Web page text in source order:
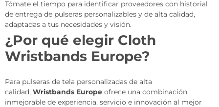
Tómate el tiempo para identificar proveedores con historial
de entrega de pulseras personalizables y de alta calidad,
adaptadas a tus necesidades y visión.
¿Por qué elegir Cloth
Wristbands Europe?
Para pulseras de tela personalizadas de alta
calidad, Wristbands Europe ofrece una combinación
inmejorable de experiencia, servicio e innovación al mejor